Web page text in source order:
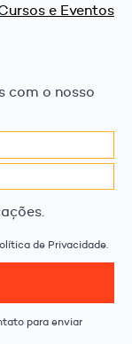
e Eventos
com o nosso
de Privacidade.
para enviar